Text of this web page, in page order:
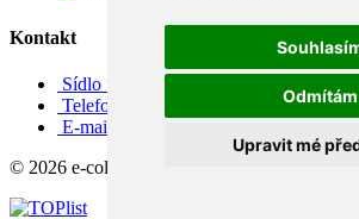
Odmítám
Upravit mé
Kontakt
Sídlo firmy: Boženy Němcové 739/1,
Telefon: +420 608 449 590
E-mail: info@e-color.cz
© 2026 e-color.cz